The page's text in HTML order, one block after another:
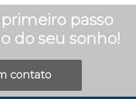
passo
do seu sonho!
contato